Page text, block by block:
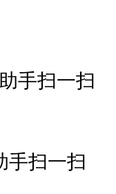
手扫一扫
手扫一扫